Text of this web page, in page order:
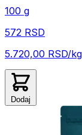
100 g
572 RSD
5.720,00 RSD/kg
Dodaj